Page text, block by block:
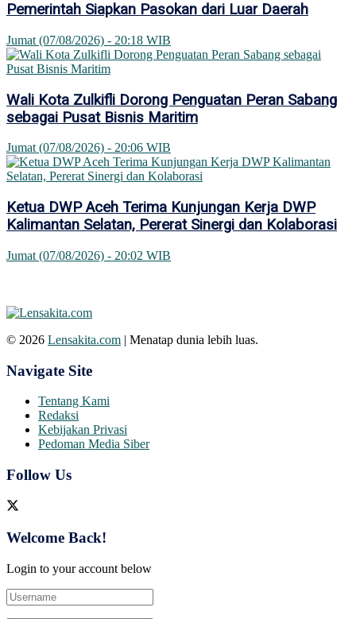
Pemerintah Siapkan Pasokan dari Luar Daerah
Jumat (07/08/2026) - 20:18 WIB
Wali Kota Zulkifli Dorong Penguatan Peran Sabang
sebagai Pusat Bisnis Maritim
Jumat (07/08/2026) - 20:06 WIB
Ketua DWP Aceh Terima Kunjungan Kerja DWP
Kalimantan Selatan, Pererat Sinergi dan Kolaborasi
Jumat (07/08/2026) - 20:02 WIB
© 2026 Lensakita.com | Menatap dunia lebih luas.
Navigate Site
Tentang Kami
Redaksi
Kebijakan Privasi
Pedoman Media Siber
Follow Us
Welcome Back!
Login to your account below